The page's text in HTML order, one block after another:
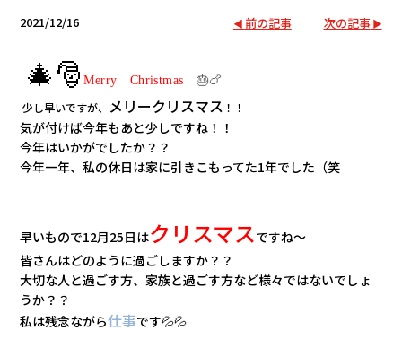
店舗情報
ご購入者サポート
2021/12/16 前の記事 次の記事
🎄🎅Merry Christmas 🎂🍗
少し早いですが、 メリークリスマス ！！
気が付けば今年もあと少しですね！！
今年はいかがでしたか？？
今年一年、私の休日は家に引きこもってた1年でした（笑
早いもので12月25日はクリスマスですね～
皆さんはどのように過ごしますか？？
大切な人と過ごす方、家族と過ごす方など様々ではないでしょ
うか？？
私は残念ながら仕事です💦💦